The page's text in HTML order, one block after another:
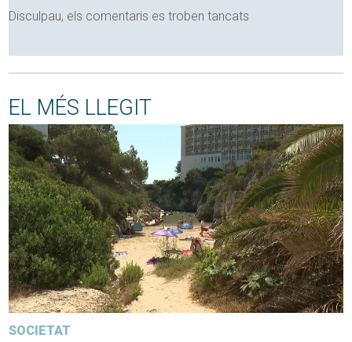
Disculpau, els comentaris es troben tancats
EL MÉS LLEGIT
SOCIETAT